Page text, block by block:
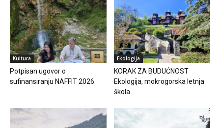
Kultura
Potpisan ugovor o
sufinansiranju NAFFIT 2026.
Ekologija
KORAK ZA BUDUĆNOST
Ekologija, mokrogorska letnja
škola